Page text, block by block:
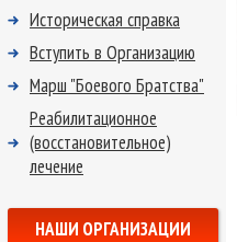
Историческая справка
Вступить в Организацию
Марш "Боевого Братства"
Реабилитационное
(восстановительное)
лечение
НАШИ ОРГАНИЗАЦИИ